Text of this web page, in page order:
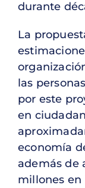
durante
La
las
por este
en
economía
además de
millones en